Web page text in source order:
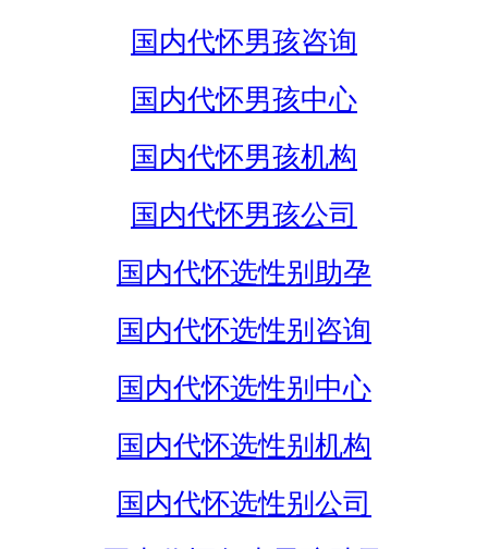
国内代怀男孩咨询
国内代怀男孩中心
国内代怀男孩机构
国内代怀男孩公司
国内代怀选性别助孕
国内代怀选性别咨询
国内代怀选性别中心
国内代怀选性别机构
国内代怀选性别公司